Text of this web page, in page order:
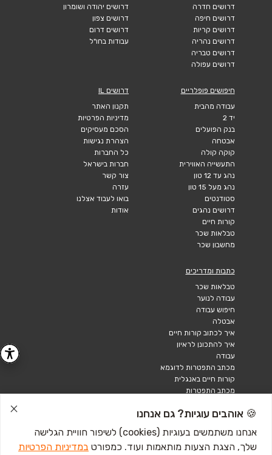
דרושים חדרה
דרושים חיפה
דרושים קריות
דרושים נהריה
דרושים טבריה
דרושים עפולה
דרושים יהודה ושומרון
דרושים צפון
דרושים דרום
עבודות בחו"ל
חיפושים פופלריים
עבודה מהבית
יד 2
בנק הפועלים
אבטחה
קוקה קולה
התעשייה האווירית
נהג עד 12 טון
נהג מעל 15 טון
סטודנטים
דרושים נהגים
קורות חיים
טבלאות שכר
מחשבון שכר
דרושים IL
תקנון האתר
מדיניות הפרטיות
הסכם מעסיקים
הצהרת נגישות
כל החברות
חברות בישראל
צור קשר
עזרה
בואו לעבוד אצלנו
אודות
כתבות ומדריכים
טבלאות שכר
עבודה לנוער
חיפוש עבודה
אבטלה
איך לכתוב קורות חיים
איך להתכונן לראיון
עבודה
מכתב התפטרות לדוגמא
קורות חיים באנגלית
מכתב התפטרות
🍪 אוהבים עוגיות? גם אנחנו
אנחנו משתמשים בעוגיות (cookies) לשיפור חוויית הגלישה
שלך, הצגת הצעות מותאמות ועוד. כמפורט במדיניות הפרטיות